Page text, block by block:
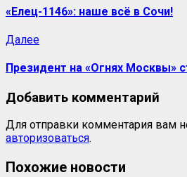
записи
«Елец-1146»: наше всё в Сочи!
ДалееСледующая
Президент на «Огнях Москвы»
Добавить комментарий
Для отправки комментария вам
авторизоваться.
Похожие новости